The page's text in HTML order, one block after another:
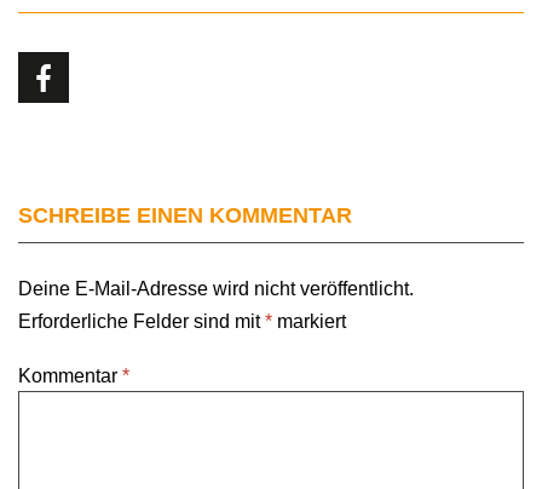
SCHREIBE EINEN KOMMENTAR
Deine E-Mail-Adresse wird nicht veröffentlicht.
Erforderliche Felder sind mit* markiert
Kommentar *